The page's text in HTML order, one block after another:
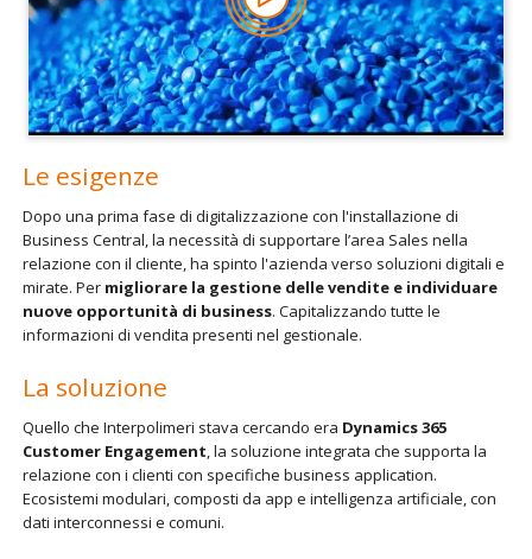
Le esigenze
Dopo una prima fase di digitalizzazione con l'installazione di
Business Central, la necessità di supportare l’area Sales nella
relazione con il cliente, ha spinto l'azienda verso soluzioni digitali e
mirate. Per migliorare la gestione delle vendite e individuare
nuove opportunità di business. Capitalizzando tutte le
informazioni di vendita presenti nel gestionale.
La soluzione
Quello che Interpolimeri stava cercando era Dynamics 365
Customer Engagement, la soluzione integrata che supporta la
relazione con i clienti con specifiche business application.
Ecosistemi modulari, composti da app e intelligenza artificiale, con
dati interconnessi e comuni.